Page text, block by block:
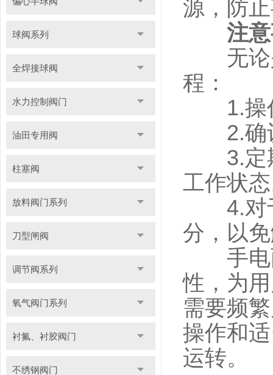
球阀系列
全焊接球阀
水力控制阀门
油田专用阀
柱塞阀
放料阀门系列
刀型闸阀
调节阀系列
氧气阀门系列
衬氟、衬胶阀门
不绣钢阀门
源，防
注
无论是
程：
1.操作
2.确认
3.定期
工作状
4.对于
分，以
手电两
性，为
需要频
操作和
运转。